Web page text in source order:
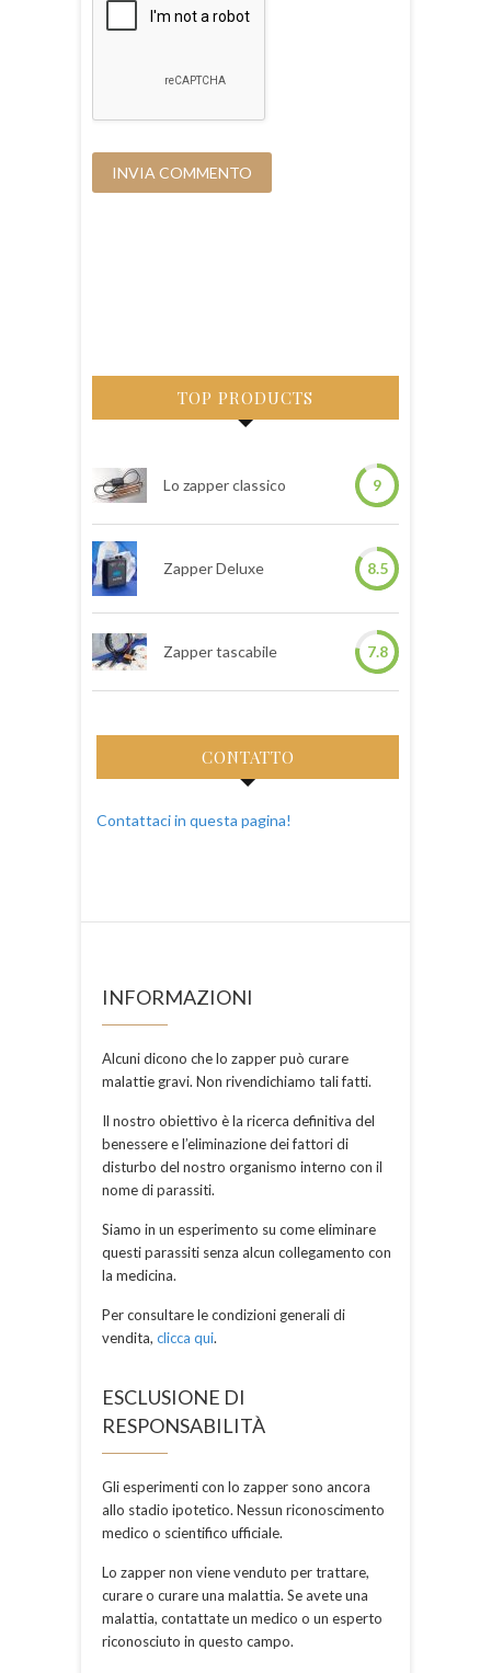
TOP PRODUCTS
Lo zapper classico 9
Zapper Deluxe 8.5
Zapper tascabile 7.8
CONTATTO
Contattaci in questa pagina!
INFORMAZIONI
Alcuni dicono che lo zapper può curare
malattie gravi. Non rivendichiamo tali fatti.
Il nostro obiettivo è la ricerca definitiva del
benessere e l’eliminazione dei fattori di
disturbo del nostro organismo interno con il
nome di parassiti.
Siamo in un esperimento su come eliminare
questi parassiti senza alcun collegamento con
la medicina.
Per consultare le condizioni generali di
vendita, clicca qui.
ESCLUSIONE DI
RESPONSABILITÀ
Gli esperimenti con lo zapper sono ancora
allo stadio ipotetico. Nessun riconoscimento
medico o scientifico ufficiale.
Lo zapper non viene venduto per trattare,
curare o curare una malattia. Se avete una
malattia, contattate un medico o un esperto
riconosciuto in questo campo.